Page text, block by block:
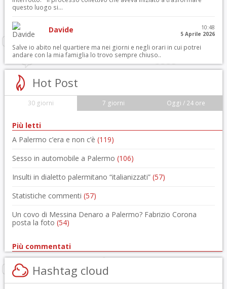
questo luogo si...
Davide
10:48
5 Aprile 2026
Salve io abito nel quartiere ma nei giorni e negli orari in cui potrei
andare con la mia famiglia lo trovo sempre chiuso..
Hot Post
30 giorni 7 giorni Oggi / 24 ore
Più letti
A Palermo c’era e non c’è (119)
Sesso in automobile a Palermo (106)
Insulti in dialetto palermitano “italianizzati” (57)
Statistiche commenti (57)
Un covo di Messina Denaro a Palermo? Fabrizio Corona
posta la foto (54)
Più commentati
Hashtag cloud